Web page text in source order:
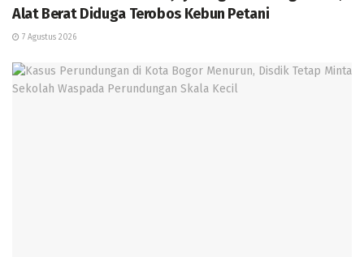
Alat Berat Diduga Terobos Kebun Petani
7 Agustus 2026